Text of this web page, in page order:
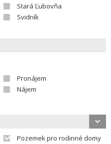
Stará Ľubovňa
Svidník
Pronájem
Nájem
Pozemek pro rodinné domy